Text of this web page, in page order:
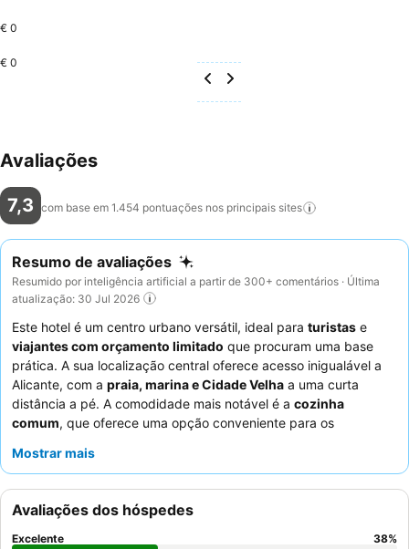
€ 0
€ 0
Avaliações
7,3 com base em 1.454 pontuações nos principais sites
Resumo de avaliações
Resumido por inteligência artificial a partir de 300+ comentários · Última
atualização: 30 Jul 2026
Este hotel é um centro urbano versátil, ideal para turistas e
viajantes com orçamento limitado que procuram uma base
prática. A sua localização central oferece acesso inigualável a
Alicante, com a praia, marina e Cidade Velha a uma curta
distância a pé. A comodidade mais notável é a cozinha
comum, que oferece uma opção conveniente para os
hóspedes elogiam consistentemente os
pelo seu serviço atencioso. Para uma experiência mais tranquila,
os hóspedes devem solicitar um quarto virado para o quintal.
Mostrar mais
Avaliações dos hóspedes
Excelente 38%